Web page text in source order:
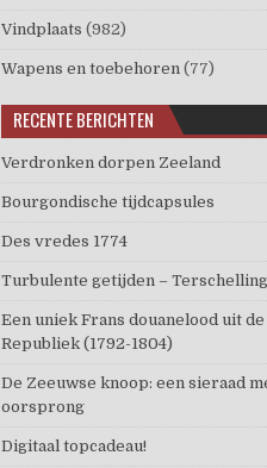
Vindplaats (982)
Wapens en toebehoren (77)
RECENTE BERICHTEN
Verdronken dorpen Zeeland
Bourgondische tijdcapsules
Des vredes 1774
Turbulente getijden – Terschelling
Een uniek Frans douanelood uit
Republiek (1792-1804)
De Zeeuwse knoop: een sieraad
oorsprong
Digitaal topcadeau!